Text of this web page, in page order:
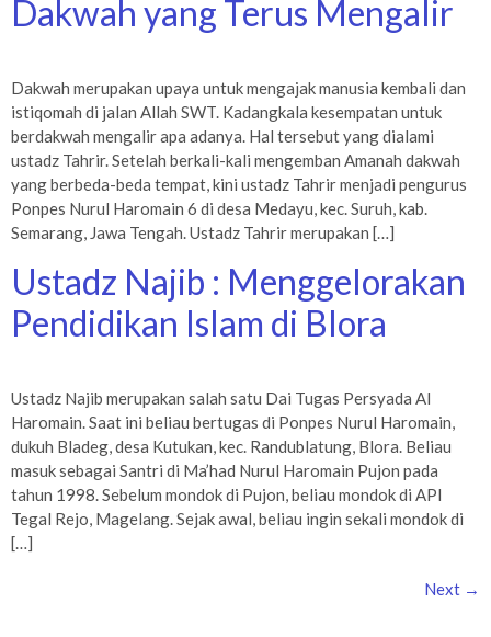
Dakwah yang Terus Mengalir
Dakwah merupakan upaya untuk mengajak manusia kembali dan
istiqomah di jalan Allah SWT. Kadangkala kesempatan untuk
berdakwah mengalir apa adanya. Hal tersebut yang dialami
ustadz Tahrir. Setelah berkali-kali mengemban Amanah dakwah
yang berbeda-beda tempat, kini ustadz Tahrir menjadi pengurus
Ponpes Nurul Haromain 6 di desa Medayu, kec. Suruh, kab.
Semarang, Jawa Tengah. Ustadz Tahrir merupakan […]
Ustadz Najib : Menggelorakan
Pendidikan Islam di Blora
Ustadz Najib merupakan salah satu Dai Tugas Persyada Al
Haromain. Saat ini beliau bertugas di Ponpes Nurul Haromain,
dukuh Bladeg, desa Kutukan, kec. Randublatung, Blora. Beliau
masuk sebagai Santri di Ma’had Nurul Haromain Pujon pada
tahun 1998. Sebelum mondok di Pujon, beliau mondok di API
Tegal Rejo, Magelang. Sejak awal, beliau ingin sekali mondok di
[…]
Next →